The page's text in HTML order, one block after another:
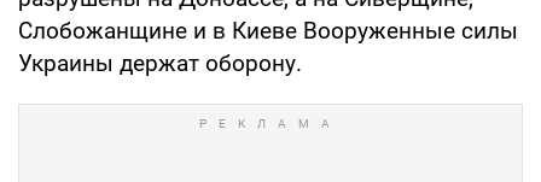
Слобожанщине и в Киеве Вооруженные силы
Украины держат оборону.